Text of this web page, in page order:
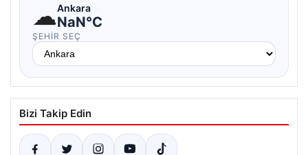
☁Ankara
NaN°C
ŞEHIR SEÇ
Bizi Takip Edin